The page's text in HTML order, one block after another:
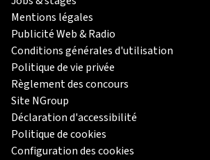
Mentions légales
Publicité Web & Radio
Conditions générales d'utilisation
Politique de vie privée
Règlement des concours
Site NGroup
Déclaration d'accessibilité
Politique de cookies
Configuration des cookies